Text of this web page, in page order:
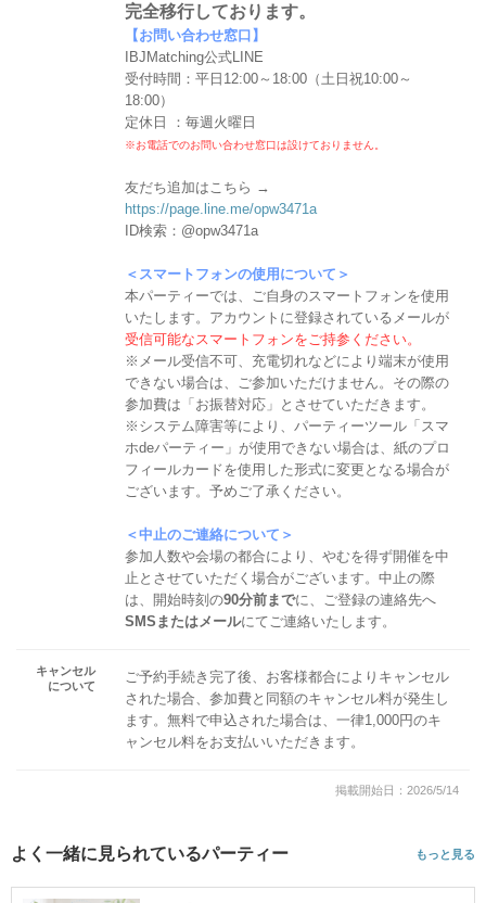
完全移行しております。
【お問い合わせ窓口】
IBJMatching公式LINE
受付時間：平日12:00～18:00（土日祝10:00～
18:00）
定休日 ：毎週火曜日
※お電話でのお問い合わせ窓口は設けておりません。
友だち追加はこちら →
https://page.line.me/opw3471a
ID検索：@opw3471a
＜スマートフォンの使用について＞
本パーティーでは、ご自身のスマートフォンを使用
いたします。アカウントに登録されているメールが
受信可能なスマートフォンをご持参ください。
※メール受信不可、充電切れなどにより端末が使用
できない場合は、ご参加いただけません。その際の
参加費は「お振替対応」とさせていただきます。
※システム障害等により、パーティーツール「スマ
ホdeパーティー」が使用できない場合は、紙のプロ
フィールカードを使用した形式に変更となる場合が
ございます。予めご了承ください。
＜中止のご連絡について＞
参加人数や会場の都合により、やむを得ず開催を中
止とさせていただく場合がございます。中止の際
は、開始時刻の90分前までに、ご登録の連絡先へ
SMSまたはメールにてご連絡いたします。
キャンセル
について
ご予約手続き完了後、お客様都合によりキャンセル
された場合、参加費と同額のキャンセル料が発生し
ます。無料で申込された場合は、一律1,000円のキ
ャンセル料をお支払いいただきます。
掲載開始日：2026/5/14
よく一緒に見られているパーティー もっと見る